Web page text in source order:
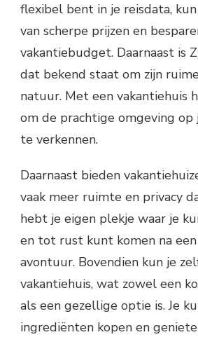
flexibel bent in je reisdata,
van scherpe prijzen en
vakantiebudget. Daarnaast is
dat bekend staat om zijn
natuur. Met een vakantiehuis
om de prachtige omgeving
te verkennen.
Daarnaast bieden
vaak meer ruimte en privacy
hebt je eigen plekje waar je
en tot rust kunt komen na
avontuur. Bovendien kun je
vakantiehuis, wat zowel een
als een gezellige optie is. Je
ingrediënten kopen en